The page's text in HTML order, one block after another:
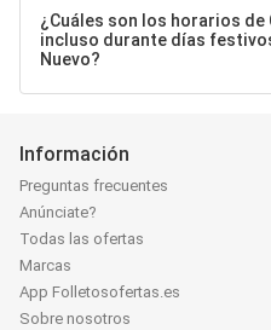
¿Cuáles son los horarios de
incluso durante días
Nuevo?
Información
Preguntas frecuentes
Anúnciate?
Todas las ofertas
Marcas
App Folletosofertas.es
Sobre nosotros